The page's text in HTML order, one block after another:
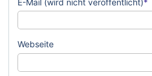
Webseite